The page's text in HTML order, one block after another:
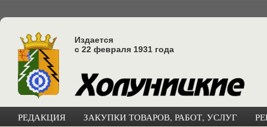
Издается
с 22 февраля 1931 года
РЕДАКЦИЯ ЗАКУПКИ ТОВАРОВ, РАБОТ, УСЛУГ